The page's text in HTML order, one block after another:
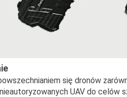
się dronów
UAV do celów